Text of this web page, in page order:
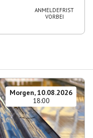
ANMELDEFRIST
VORBEI
Morgen, 10.08.2026
18:00